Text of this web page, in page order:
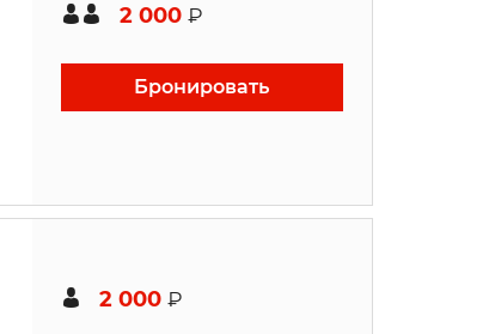
2 000 ₽
Бронировать
2 000 ₽